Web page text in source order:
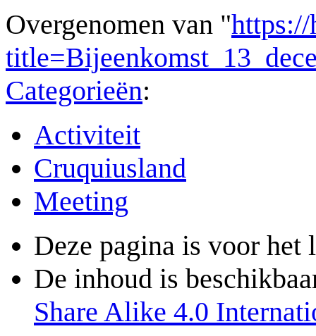
Overgenomen van "
Categorieën:
Activiteit
Cruquiusland
Meeting
Deze pagina is voor het
De inhoud is
Share Alike 4.0